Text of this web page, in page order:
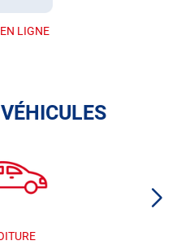
LIGNE